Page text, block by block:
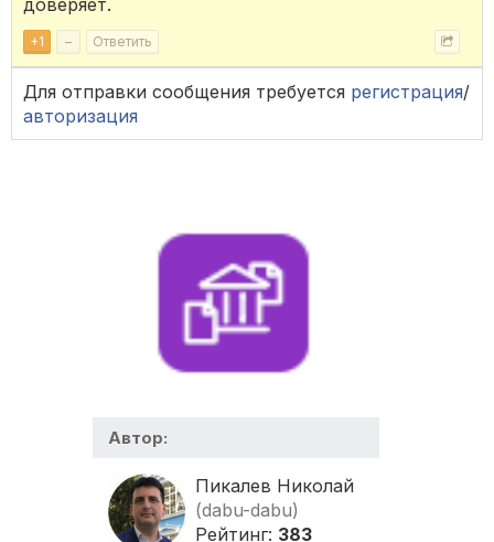
доверяет.
+1 – Ответить
Для отправки сообщения требуется регистрация/
авторизация
Автор:
Пикалев Николай
(dabu-dabu)
Рейтинг: 383